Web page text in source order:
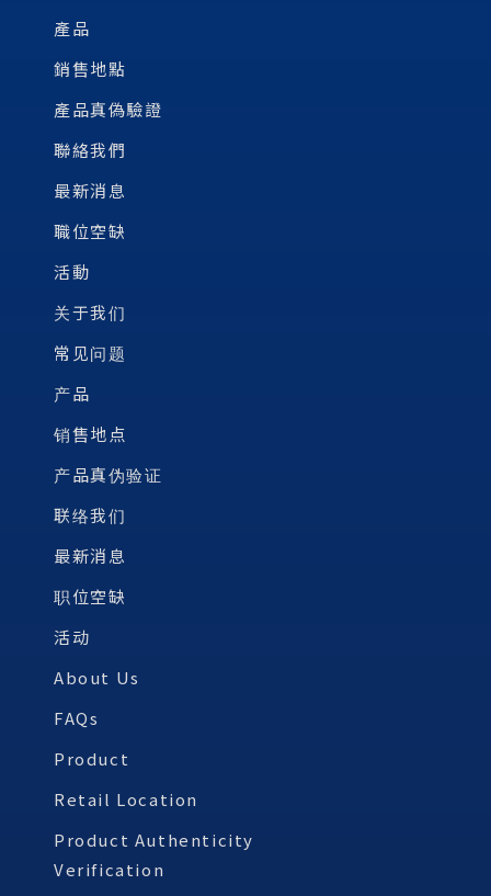
產品
銷售地點
產品真偽驗證
聯絡我們
最新消息
職位空缺
活動
关于我们
常见问题
产品
销售地点
产品真伪验证
联络我们
最新消息
职位空缺
活动
About Us
FAQs
Product
Retail Location
Product Authenticity
Verification